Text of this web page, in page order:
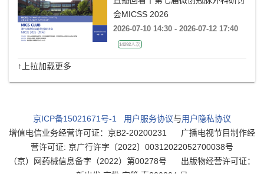
会MICSS 2026
2026-07-10 14:30 - 2026-07-12 17:40
14292人次
↑上拉加载更多
京ICP备15021671号-1 用户服务协议与用户隐私协议
增值电信业务经营许可证：京B2-20200231
广播电视节目制作经
营许可证: 京广行许字〔2022〕00312022052700038号
（京）网药械信息备字（2022）第00278号
出版物经营许可证：
新出发 京批 字第 直220204 号